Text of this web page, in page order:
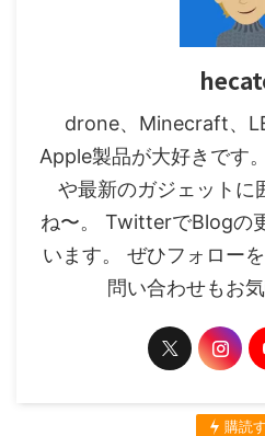
drone、Minecraft、
Apple製品が大好きです
や最新のガジェットに
ね〜。 TwitterでBlogの
います。 ぜひフォロー
問い合わせもお
購読